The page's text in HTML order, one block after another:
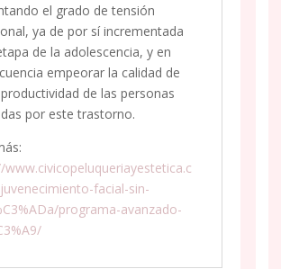
el grado de tensión
ya de por sí incrementada
de la adolescencia, y en
empeorar la calidad de
de las personas
por este trastorno.
www.civicopeluqueriayestetica.c
facial-sin-
programa-avanzado-